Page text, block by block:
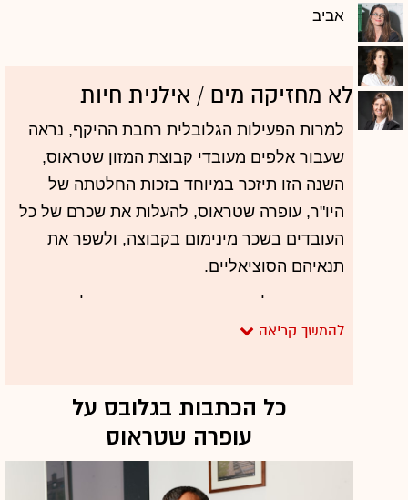
אביב
לא מחזיקה מים / אילנית חיות
למרות הפעילות הגלובלית רחבת ההיקף, נראה
שעבור אלפים מעובדי קבוצת המזון שטראוס,
השנה הזו תיזכר במיוחד בזכות החלטתה של
היו"ר, עופרה שטראוס, להעלות את שכרם של כל
העובדים בשכר מינימום בקבוצה, ולשפר את
תנאיהם הסוציאליים.
בזירה הבינלאומית, שטראוס המשיכה להרחיב
את פעילותה מול השותפים הגלובליים ולנהל
לחברת הקפה מס’ 1 בברזיל. במקביל החלה
סברה, חברת הסלטים והמטבלים המשותפת
לשטראוס ולתאגיד פפסיקו העולמי ומובילת שוק
הסלטים בארה"ב, לפעול גם באירופה.
כל הכתבות בגלובס על
עופרה שטראוס